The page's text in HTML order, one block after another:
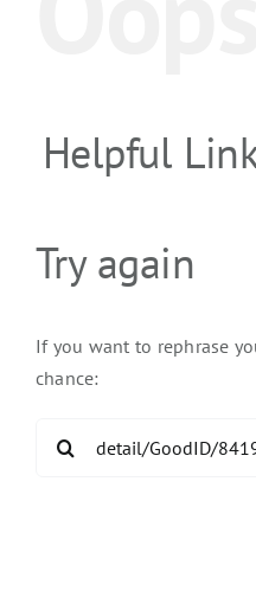
Helpful
Try again
If you want to rephrase
chance: